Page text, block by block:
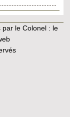
le Colonel : le